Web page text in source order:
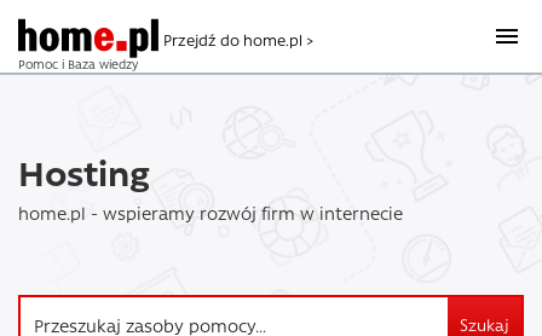
Pomoc i Baza wiedzy
Przejdź do home.pl >
Hosting
home.pl - wspieramy rozwój firm w internecie
Szukaj